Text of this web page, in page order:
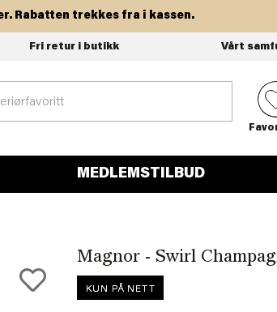
trekkes fra i kassen.
Fri retur i butikk Vårt
MEDLEMSTILBUD
Magnor - Swirl
KUN PÅ NETT